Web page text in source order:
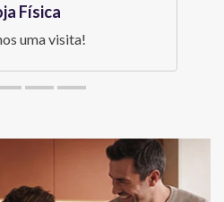
Física
uma visita!